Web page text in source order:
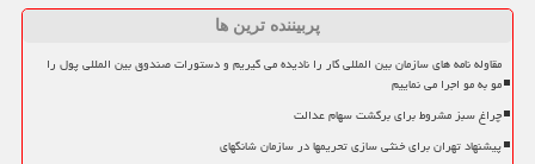
پربیننده ترین ها
مقاوله نامه های سازمان بین المللی کار را نادیده می گیریم و دستورات صندوق بین المللی پول را
مو به مو اجرا می نماییم
چراغ سبز مشروط برای برگشت سهام عدالت
پیشنهاد تهران برای خنثی سازی تحریمها در سازمان شانگهای